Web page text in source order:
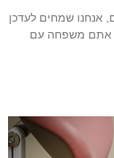
שמחים לעדכן
משפחה עם